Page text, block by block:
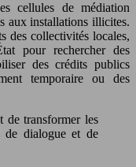
cellules de médiation
aux installations illicites.
des collectivités locales,
pour rechercher des
des crédits publics
temporaire ou des
de transformer les
de dialogue et de